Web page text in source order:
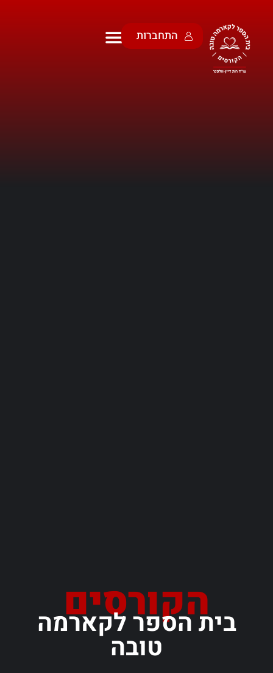
התחברות
הקורסים
בית הספר לקארמה
טובה